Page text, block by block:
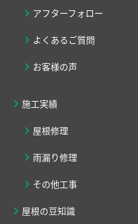
アフターフォロー
よくあるご質問
お客様の声
施工実績
屋根修理
雨漏り修理
その他工事
屋根の豆知識